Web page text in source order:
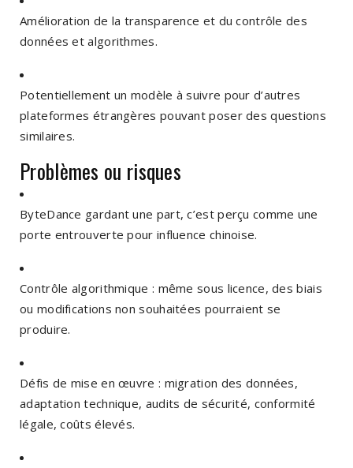
Amélioration de la transparence et du contrôle des
données et algorithmes.
Potentiellement un modèle à suivre pour d’autres
plateformes étrangères pouvant poser des questions
similaires.
Problèmes ou risques
ByteDance gardant une part, c’est perçu comme une
porte entrouverte pour influence chinoise.
Contrôle algorithmique : même sous licence, des biais
ou modifications non souhaitées pourraient se
produire.
Défis de mise en œuvre : migration des données,
adaptation technique, audits de sécurité, conformité
légale, coûts élevés.